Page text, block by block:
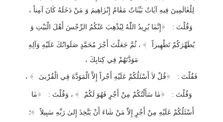
لِلْعٰالَمِينَ فِيهِ آيٰاتٌ بَيِّنٰاتٌ مَقٰامُ إِبْرٰاهِيمَ وَ مَنْ دَخَلَهُ كٰانَ آمِناً ،
وَقُلْتَ : ﴿ إِنَّمٰا يُرِيدُ اللّٰهُ لِيُذْهِبَ عَنْكُمُ الرِّجْسَ أَهْلَ الْبَيْتِ وَ
يُطَهِّرَكُمْ تَطْهِيراً ﴾ ، ثُمَّ جَعَلْتَ أَجْرَ مُحَمَّدٍ صَلَواتُكَ عَلَيْهِ وَآلِهِ
مَوَدَّتَهُمْ فِي كِتابِكَ ،
فَقُلْتَ : ﴿قُلْ لاٰ أَسْئَلُكُمْ عَلَيْهِ أَجْراً إِلاَّ الْمَوَدَّةَ فِي الْقُرْبىٰ ﴾ ،
وَقُلْتَ : ﴿مٰا سَأَلْتُكُمْ مِنْ أَجْرٍ فَهُوَ لَكُمْ ﴾ ، وَقُلْتَ : ﴿مٰا
أَسْئَلُكُمْ عَلَيْهِ مِنْ أَجْرٍ إِلاّٰ مَنْ شٰاءَ أَنْ يَتَّخِذَ إِلىٰ رَبِّهِ سَبِيلاً ﴾؛